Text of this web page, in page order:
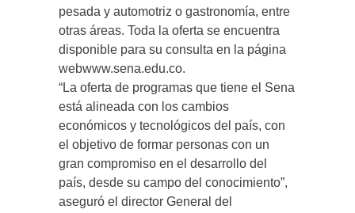
pesada y automotriz o gastronomía, entre
otras áreas. Toda la oferta se encuentra
disponible para su consulta en la página
webwww.sena.edu.co.
“La oferta de programas que tiene el Sena
está alineada con los cambios
económicos y tecnológicos del país, con
el objetivo de formar personas con un
gran compromiso en el desarrollo del
país, desde su campo del conocimiento”,
aseguró el director General del